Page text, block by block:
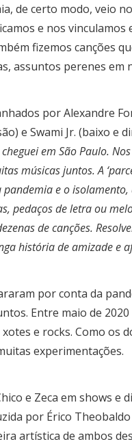
de certo modo, veio
e nos vinculamos
fizemos canções
assuntos perenes em
por Alexandre
e Swami Jr. (baixo e
em São Paulo.
músicas juntos. A
e o
pedaços de letra ou
de canções.
história de amizade e
por conta da
Entre maio de
e rocks. Como os
experimentações.
e Zeca em shows
por Érico
artística de ambos